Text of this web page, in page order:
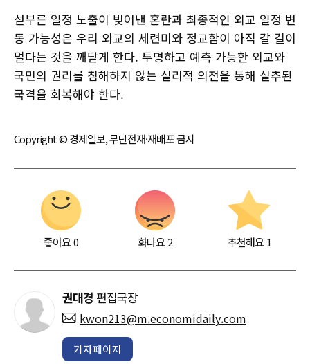
섣부른 일정 노출이 빚어낸 혼란과 최종적인 외교 일정 변
동 가능성은 우리 외교의 세련미와 정교함이 아직 갈 길이
멀다는 것을 깨닫게 한다. 투명하고 예측 가능한 외교와
국민의 권리를 침해하지 않는 실리적 의전을 통해 실추된
국격을 회복해야 한다.
Copyright © 경제일보, 무단전재·재배포 금지
좋아요0 화나요 2 추천해요 1
권대경 편집국장
kwon213@m.economidaily.com
기자페이지